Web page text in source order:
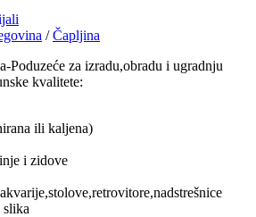
/Čapljina
za izradu,obradu i ugradnju
kvalitete:
ili kaljena)
i zidove